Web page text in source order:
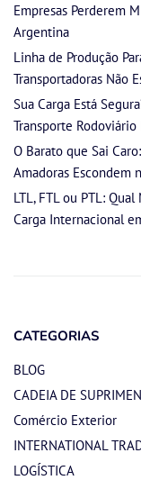
Empresas Perderem
Argentina
Linha de Produção
Transportadoras Não
Sua Carga Está
Transporte
O Barato que Sai
Amadoras Escondem
LTL, FTL ou PTL:
Carga Internacional
CATEGORIAS
BLOG
CADEIA DE
Comércio Exterior
INTERNATIONAL
LOGÍSTICA